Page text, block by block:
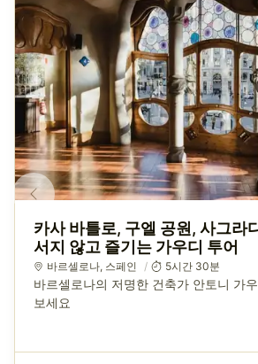
카사 바틀로, 구엘 공원, 사그라
서지 않고 즐기는 가우디 투어
바르셀로나, 스페인 5시간 30분
바르셀로나의 저명한 건축가 안토니 가
보세요